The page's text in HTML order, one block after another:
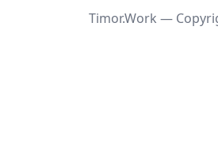
Timor.Work —